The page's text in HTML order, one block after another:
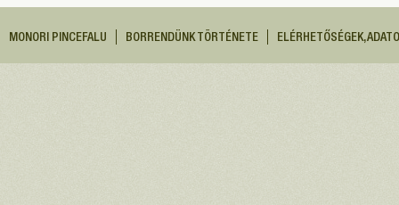
MONORI PINCEFALU BORRENDÜNK TÖRTÉNETE ELÉRHETŐSÉGEK,